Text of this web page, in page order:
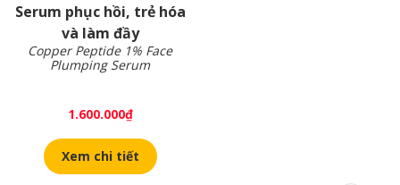
Serum phục hồi, trẻ hóa
và làm đầy
Copper Peptide 1% Face
Plumping Serum
1.600.000₫
Xem chi tiết